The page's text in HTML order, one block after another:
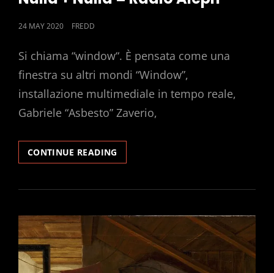
POSTED
24 MAY 2020 FREDD
Si chiama “window“. È pensata come una
finestra su altri mondi “Window”,
installazione multimediale in tempo reale,
Gabriele “Asbesto” Zaverio,
CONTINUE READING
+
=
ALEPH